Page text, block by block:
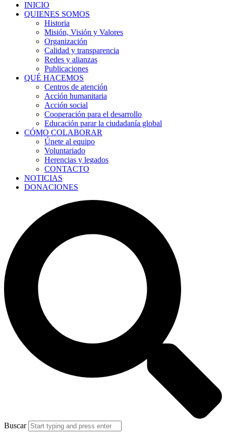
INICIO
QUIENES SOMOS
Historia
Misión, Visión y Valores
Organización
Calidad y transparencia
Redes y alianzas
Publicaciones
QUÉ HACEMOS
Centros de atención
Acción humanitaria
Acción social
Cooperación para el desarrollo
Educación parar la ciudadanía global
CÓMO COLABORAR
Únete al equipo
Voluntariado
Herencias y legados
CONTACTO
NOTICIAS
DONACIONES
Buscar